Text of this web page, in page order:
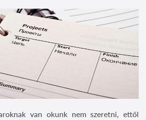
van okunk nem szeretni, ettől